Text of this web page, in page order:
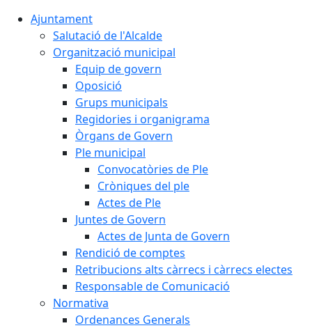
Ajuntament
Salutació de l'Alcalde
Organització municipal
Equip de govern
Oposició
Grups municipals
Regidories i organigrama
Òrgans de Govern
Ple municipal
Convocatòries de Ple
Cròniques del ple
Actes de Ple
Juntes de Govern
Actes de Junta de Govern
Rendició de comptes
Retribucions alts càrrecs i càrrecs electes
Responsable de Comunicació
Normativa
Ordenances Generals